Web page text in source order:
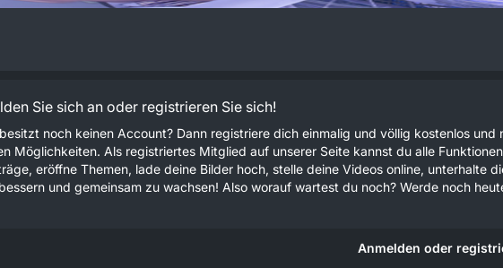
Sie sich an oder registrieren Sie sich!
noch keinen Account? Dann registriere dich einmalig und völlig kostenlos
Möglichkeiten. Als registriertes Mitglied auf unserer Seite kannst du alle
eröffne Themen, lade deine Bilder hoch, stelle deine Videos online, unterhalte
und gemeinsam zu wachsen! Also worauf wartest du noch? Werde noch
Anmelden oder